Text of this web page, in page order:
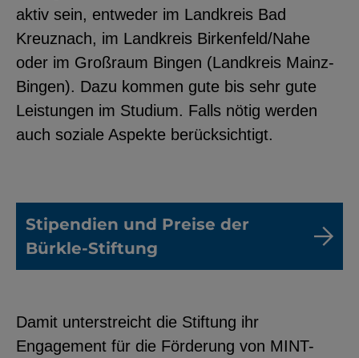
aktiv sein, entweder im Landkreis Bad
Kreuznach, im Landkreis Birkenfeld/Nahe
oder im Großraum Bingen (Landkreis Mainz-
Bingen). Dazu kommen gute bis sehr gute
Leistungen im Studium. Falls nötig werden
auch soziale Aspekte berücksichtigt.
Stipendien und Preise der
Bürkle-Stiftung
Damit unterstreicht die Stiftung ihr
Engagement für die Förderung von MINT-